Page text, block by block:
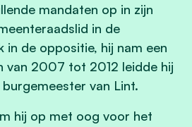
mandaten op in zijn
in de
in de oppositie, hij nam een
van 2007 tot 2012 leidde hij
van Lint.
hij op met oog voor het